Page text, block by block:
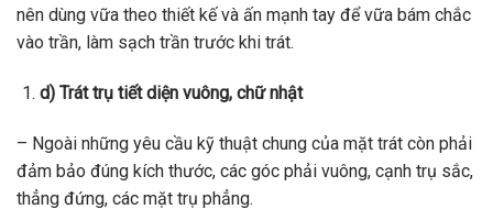
nên dùng vữa theo thiết kế và ấn mạnh tay để vữa bám chắc
vào trần, làm sạch trần trước khi trát.
d) Trát trụ tiết diện vuông, chữ nhật
– Ngoài những yêu cầu kỹ thuật chung của mặt trát còn phải
đảm bảo đúng kích thước, các góc phải vuông, cạnh trụ sắc,
thẳng đứng, các mặt trụ phẳng.